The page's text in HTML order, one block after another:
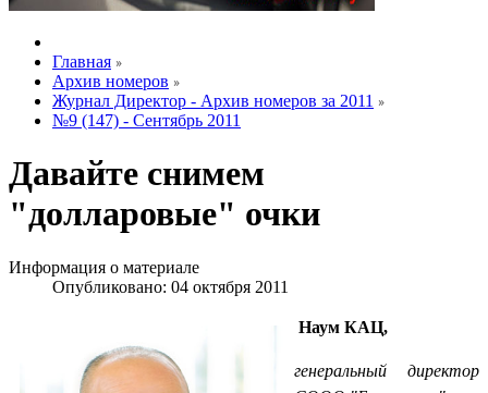
Главная
Архив номеров
Журнал Директор - Архив номеров за 2011
№9 (147) - Сентябрь 2011
Давайте снимем
"долларовые" очки
Информация о материале
Опубликовано: 04 октября 2011
Наум КАЦ,
генеральный директор